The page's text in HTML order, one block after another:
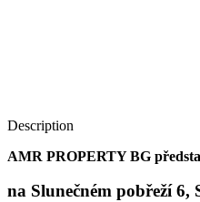
Description
AMR PROPERTY BG
na Slunečném pobřeží 6,